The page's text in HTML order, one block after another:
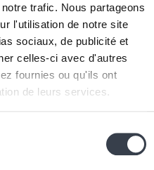
trafic. Nous partageons
l'utilisation de notre site
sociaux, de publicité et
celles-ci avec d'autres
fournies ou qu'ils ont
de leurs services.
avec vos couleurs, polices et
extend
un fichier CSS avec les
,@tailwind
utilities . Ajoutez
dans la couche
: pour Django/Wagtail,
Pour React, intégrez